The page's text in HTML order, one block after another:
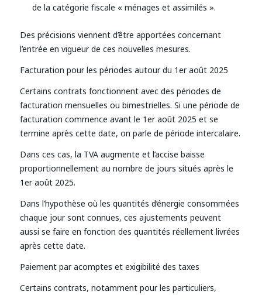
de la catégorie fiscale « ménages et assimilés ».
Des précisions viennent d’être apportées concernant
l’entrée en vigueur de ces nouvelles mesures.
Facturation pour les périodes autour du 1er août 2025
Certains contrats fonctionnent avec des périodes de
facturation mensuelles ou bimestrielles. Si une période de
facturation commence avant le 1er août 2025 et se
termine après cette date, on parle de période intercalaire.
Dans ces cas, la TVA augmente et l’accise baisse
proportionnellement au nombre de jours situés après le
1er août 2025.
Dans l’hypothèse où les quantités d’énergie consommées
chaque jour sont connues, ces ajustements peuvent
aussi se faire en fonction des quantités réellement livrées
après cette date.
Paiement par acomptes et exigibilité des taxes
Certains contrats, notamment pour les particuliers,